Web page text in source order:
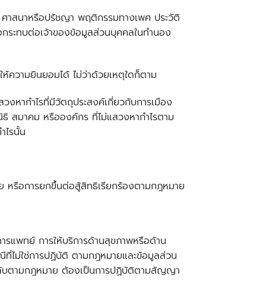
าสนาหรือปรัชญา พฤติกรรมทางเพศ ประวัติ
ะทบต่อเจ้าของข้อมูลส่วนบุคคลในทำนอง
ความยินยอมได้ ไม่ว่าด้วยเหตุใดก็ตาม
หากำไรที่มีวัตถุประสงค์เกี่ยวกับการเมือง
สมาคม หรือองค์กร ที่ไม่แสวงหากำไรตาม
ไรนั้น
หรือการยกขึ้นต่อสู้สิทธิเรียกร้องตามกฎหมาย
รแพทย์ การให้บริการด้านสุขภาพหรือด้าน
ไม่ใช่การปฏิบัติ ตามกฎหมายและข้อมูลส่วน
บตามกฎหมาย ต้องเป็นการปฏิบัติตามสัญญา